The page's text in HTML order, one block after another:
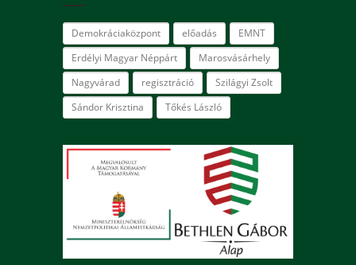
Demokráciaközpont előadás
EMNT
Erdélyi Magyar Néppárt
Marosvásárhely
Nagyvárad
regisztráció
Szilágyi Zsolt
Sándor Krisztina
Tőkés László